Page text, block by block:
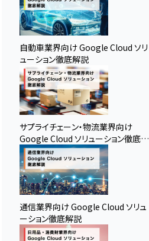
自動車業界向け Google Cloud ソリ
ューション徹底解説
サプライチェーン・物流業界向け
Google Cloud ソリューション徹底解
説
通信業界向け Google Cloud ソリュ
ーション徹底解説